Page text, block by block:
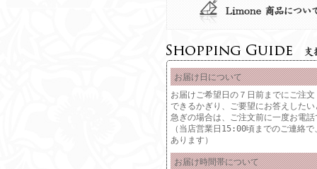
お届け日について
お届けご希望日の７日前までにご注
できるかぎり、ご要望にお答えした
急ぎの場合は、ご注文前に一度お電
（当店営業日15:00頃までのご連絡
あります）
お届け時間帯について